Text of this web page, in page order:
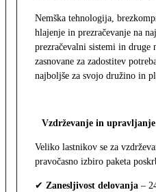
Nemška tehnologija,
hlajenje in prezračevanje na
prezračevalni sistemi in druge
zasnovane za zadostitev
najboljše za svojo družino in
Vzdrževanje in
Veliko lastnikov se za
pravočasno izbiro paketa
✔ Zanesljivost delovanja –